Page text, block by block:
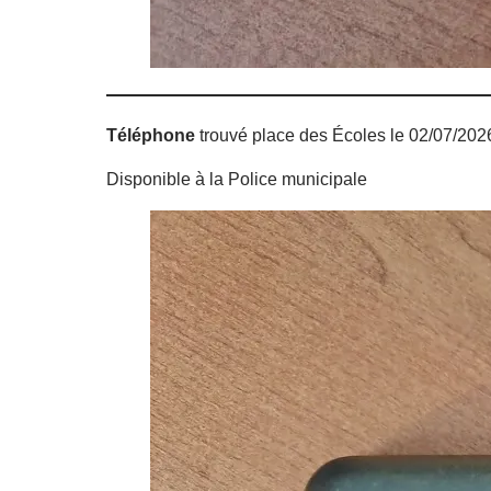
Téléphone trouvé place des Écoles le 02/07/
Disponible à la Police municipale